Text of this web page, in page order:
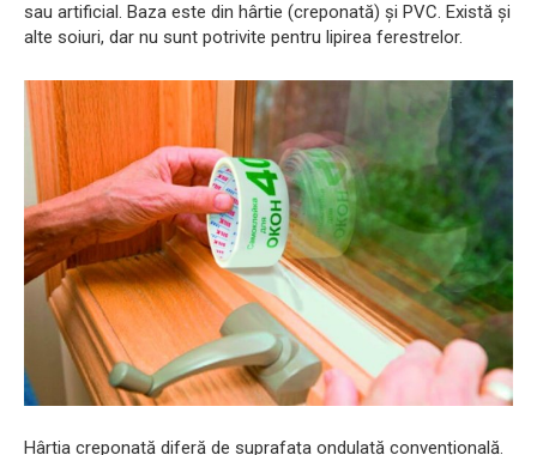
sau artificial. Baza este din hârtie (creponată) și PVC. Există și
alte soiuri, dar nu sunt potrivite pentru lipirea ferestrelor.
Hârtia creponată diferă de suprafața ondulată convențională.